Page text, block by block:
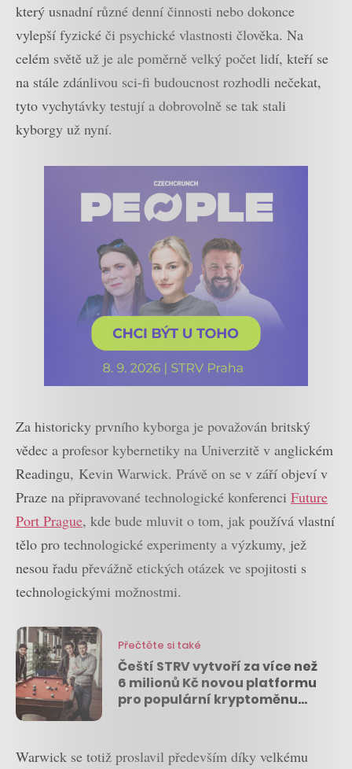
který usnadní různé denní činnosti nebo dokonce
vylepší fyzické či psychické vlastnosti člověka. Na
celém světě už je ale poměrně velký počet lidí, kteří se
na stále zdánlivou sci-fi budoucnost rozhodli nečekat,
tyto vychytávky testují a dobrovolně se tak stali
kyborgy už nyní.
Za historicky prvního kyborga je považován britský
vědec a profesor kybernetiky na Univerzitě v anglickém
Readingu, Kevin Warwick. Právě on se v září objeví v
Praze na připravované technologické konferenci Future
Port Prague, kde bude mluvit o tom, jak používá vlastní
tělo pro technologické experimenty a výzkumy, jež
nesou řadu převážně etických otázek ve spojitosti s
technologickými možnostmi.
Přečtěte si také
Čeští STRV vytvoří za více než
6 milionů Kč novou platformu
pro populární kryptoměnu
Warwick se totiž proslavil především díky velkému